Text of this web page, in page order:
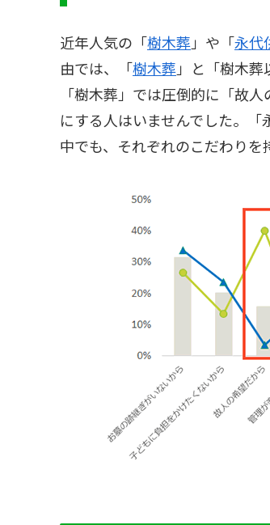
近年人気の「樹木葬」や「永代
由では、「樹木葬」と「樹木葬
「樹木葬」では圧倒的に「故
にする人はいませんでした。
中でも、それぞれのこだわりを